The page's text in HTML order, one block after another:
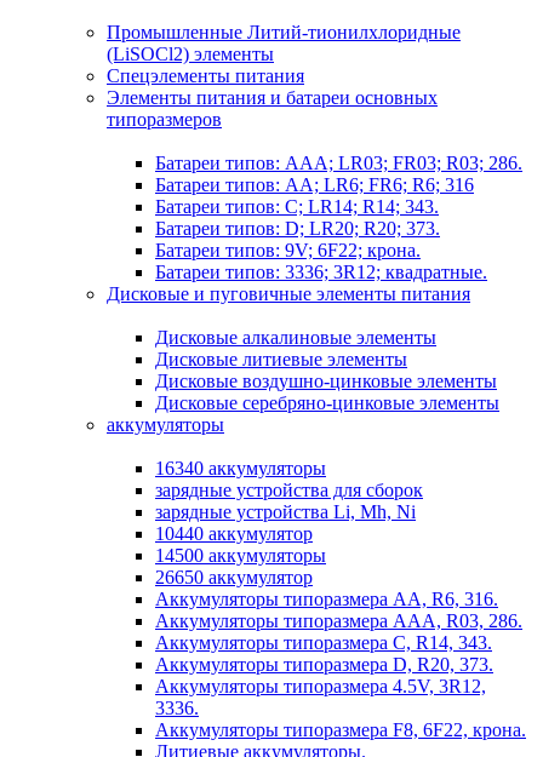
Промышленные Литий-тионилхлоридные
(LiSOCl2) элементы
Спецэлементы питания
Элементы питания и батареи основных
типоразмеров
Батареи типов: AAA; LR03; FR03; R03; 286.
Батареи типов: AA; LR6; FR6; R6; 316
Батареи типов: C; LR14; R14; 343.
Батареи типов: D; LR20; R20; 373.
Батареи типов: 9V; 6F22; крона.
Батареи типов: 3336; 3R12; квадратные.
Дисковые и пуговичные элементы питания
Дисковые алкалиновые элементы
Дисковые литиевые элементы
Дисковые воздушно-цинковые элементы
Дисковые серебряно-цинковые элементы
аккумуляторы
16340 аккумуляторы
зарядные устройства для сборок
зарядные устройства Li, Mh, Ni
10440 аккумулятор
14500 аккумуляторы
26650 аккумулятор
Аккумуляторы типоразмера АА, R6, 316.
Аккумуляторы типоразмера ААА, R03, 286.
Аккумуляторы типоразмера С, R14, 343.
Аккумуляторы типоразмера D, R20, 373.
Аккумуляторы типоразмера 4.5V, 3R12,
3336.
Аккумуляторы типоразмера F8, 6F22, крона.
Литиевые аккумуляторы.